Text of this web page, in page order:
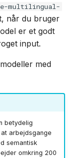
multilingual-
når du bruger
er et godt
input.
med
betydelig
arbejdsgange
semantisk
omkring 200